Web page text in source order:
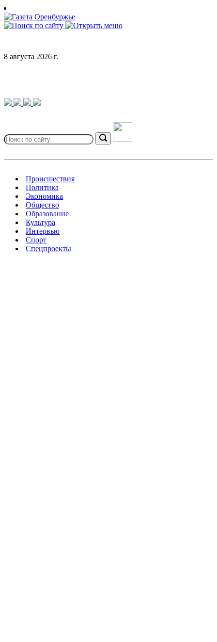
Skip
to
content
8 августа 2026 г.
for:
Search
Происшествия
Политика
Экономика
Общество
Образование
Культура
Интервью
Спорт
Спецпроекты